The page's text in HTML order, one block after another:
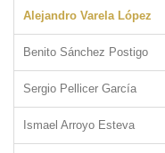
Alejandro Varela López
Benito Sánchez Postigo
Sergio Pellicer García
Ismael Arroyo Esteva